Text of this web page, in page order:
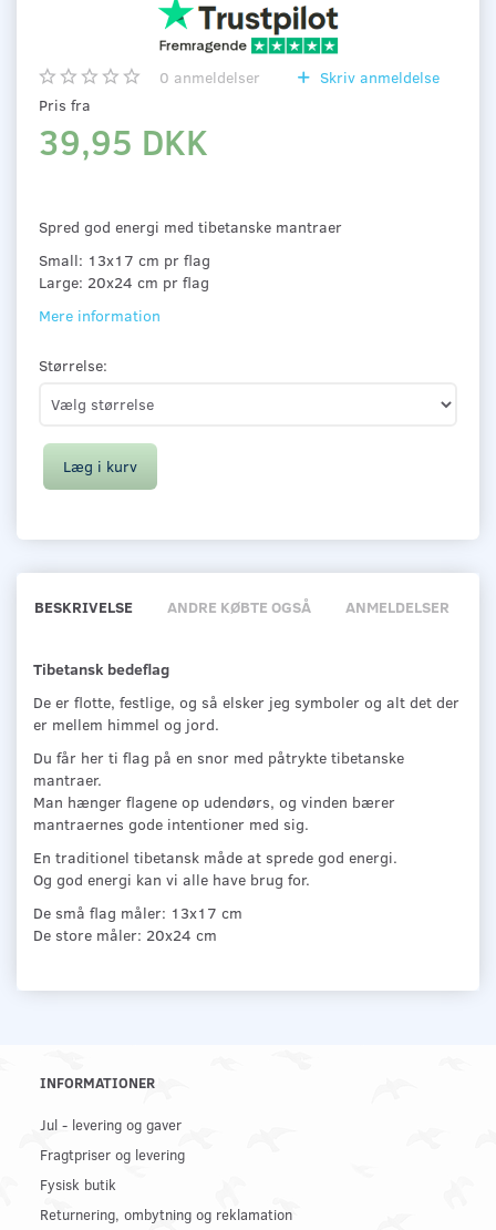
0 anmeldelser
Skriv anmeldelse
Pris fra
39,95 DKK
Spred god energi med tibetanske mantraer
Small: 13x17 cm pr flag
Large: 20x24 cm pr flag
Mere information
Størrelse:
Læg i kurv
BESKRIVELSE ANDRE KØBTE OGSÅ ANMELDELSER
Tibetansk bedeflag
De er flotte, festlige, og så elsker jeg symboler og alt det der
er mellem himmel og jord.
Du får her ti flag på en snor med påtrykte tibe­­­tanske
mantraer.
Man hænger flagene op udendørs, og vinden bærer
mantraernes gode intentioner med sig.
En traditionel tibetansk måde at sprede god energi.
Og god energi kan vi alle have brug for.
De små flag måler: 13x17 cm
De store måler: 20x24 cm
INFORMATIONER
Jul - levering og gaver
Fragtpriser og levering
Fysisk butik
Returnering, ombytning og reklamation